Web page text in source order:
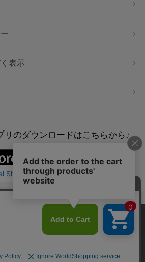
表示
リのダウンロードはこちらから♪
にご利用いただけるようCookieを利用し
プライバシポリシー
をご確認くださ
承諾する